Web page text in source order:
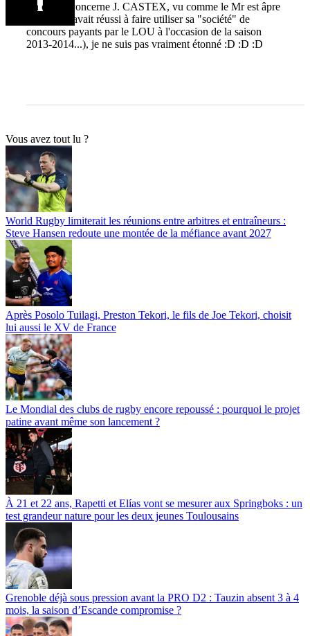
En ce qui concerne J. CASTEX, vu comme le Mr est âpre
au gain (il avait réussi à faire utiliser sa "société" de
concours payants par le LOU à l'occasion de la saison
2013-2014...), je ne suis pas vraiment étonné :D :D :D
Vous avez tout lu ?
World Rugby limiterait les réunions entre arbitres et entraîneurs :
Steve Hansen redoute une montée de la méfiance avant 2027
Après Posolo Tuilagi, Preston Tekori, le fils de Joe Tekori, choisit
lui aussi le XV de France
Le Mondial des clubs de rugby encore repoussé : pourquoi le projet
patine avant même son lancement ?
À 21 et 22 ans, Rapetti et Elías vont se mesurer aux Springboks : un
test grandeur nature pour les deux jeunes Toulousains
Grenoble déjà sous pression avant la PRO D2 : Tauzin absent 3 à 4
mois, la saison d’Escande compromise ?